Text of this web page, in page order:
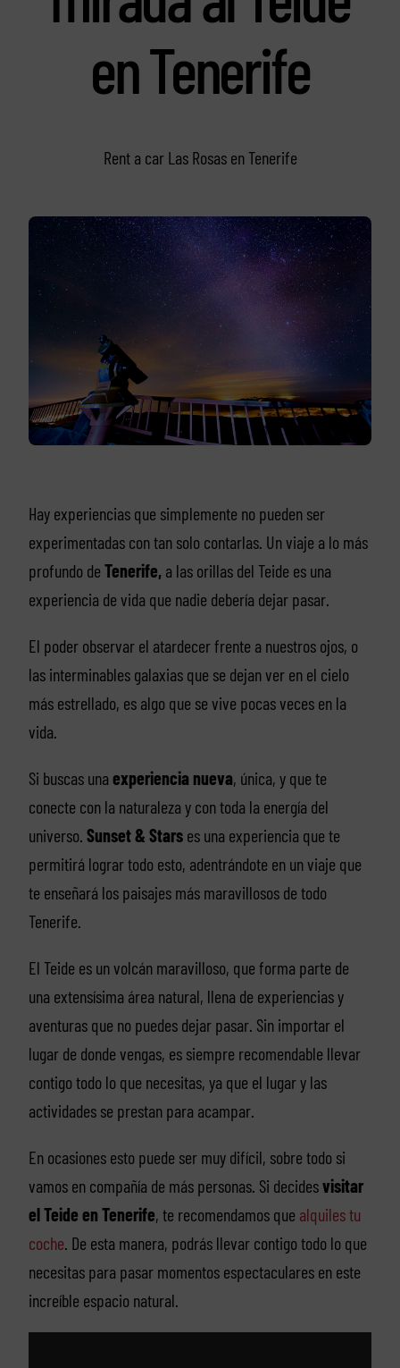
en Tenerife
Rent a car Las Rosas en Tenerife
Hay experiencias que simplemente no pueden ser
experimentadas con tan solo contarlas. Un viaje a lo más
profundo de Tenerife,a las orillas del Teide es una
experiencia de vida que nadie debería dejar pasar.
El poder observar el atardecer frente a nuestros ojos, o
las interminables galaxias que se dejan ver en el cielo
más estrellado, es algo que se vive pocas veces en la
vida.
Si buscas una experiencia nueva, única, y que te
conecte con la naturaleza y con toda la energía del
universo. Sunset & Starses una experiencia que te
permitirá lograr todo esto, adentrándote en un viaje que
te enseñará los paisajes más maravillosos de todo
Tenerife.
El Teide es un volcán maravilloso, que forma parte de
una extensísima área natural, llena de experiencias y
aventuras que no puedes dejar pasar. Sin importar el
lugar de donde vengas, es siempre recomendable llevar
contigo todo lo que necesitas, ya que el lugar y las
actividades se prestan para acampar.
En ocasiones esto puede ser muy difícil, sobre todo si
vamos en compañía de más personas. Si decidesvisitar
el Teide en Tenerife, te recomendamos que alquiles tu
coche. De esta manera, podrás llevar contigo todo lo que
necesitas para pasar momentos espectaculares en este
increíble espacio natural.